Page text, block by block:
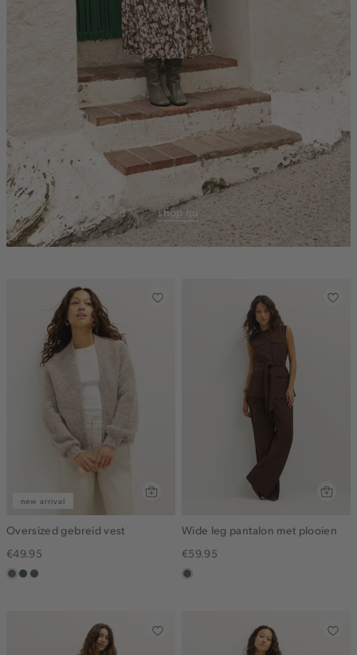
shop nu
new arrival
Oversized gebreid vest
€49.95
taupe
groen,
bruin
Wide leg pantalon met plooien
€59.95
middenbruin